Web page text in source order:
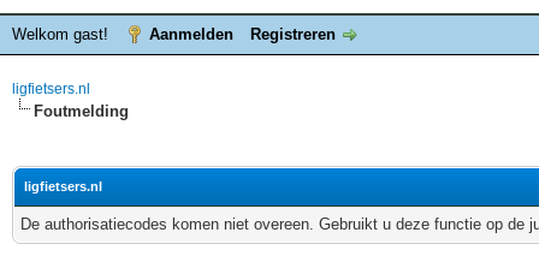
Welkom gast! Aanmelden Registreren
ligfietsers.nl
Foutmelding
ligfietsers.nl
De authorisatiecodes komen niet overeen. Gebruikt u deze functie op de